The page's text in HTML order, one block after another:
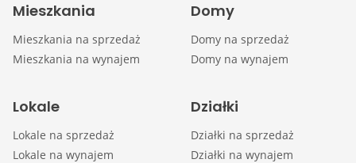
Mieszkania
Mieszkania na sprzedaż
Mieszkania na wynajem
Domy
Domy na sprzedaż
Domy na wynajem
Lokale
Lokale na sprzedaż
Lokale na wynajem
Działki
Działki na sprzedaż
Działki na wynajem